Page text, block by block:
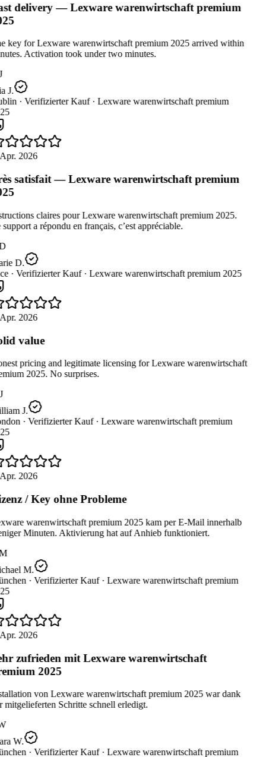
delivery — Lexware warenwirtschaft premium
key for Lexware warenwirtschaft premium 2025 arrived within
Activation took under two minutes.
J.
· Verifizierter Kauf · Lexware warenwirtschaft premium
2026
satisfait — Lexware warenwirtschaft premium
claires pour Lexware warenwirtschaft premium 2025.
a répondu en français, c’est appréciable.
D.
· Verifizierter Kauf · Lexware warenwirtschaft premium 2025
2026
value
pricing and legitimate licensing for Lexware warenwirtschaft
2025. No surprises.
J.
· Verifizierter Kauf · Lexware warenwirtschaft premium
2026
/ Key ohne Probleme
warenwirtschaft premium 2025 kam per E-Mail innerhalb
Minuten. Aktivierung hat auf Anhieb funktioniert.
M.
· Verifizierter Kauf · Lexware warenwirtschaft premium
2026
zufrieden mit Lexware warenwirtschaft
2025
von Lexware warenwirtschaft premium 2025 war dank
mitgelieferten Schritte schnell erledigt.
W.
· Verifizierter Kauf · Lexware warenwirtschaft premium